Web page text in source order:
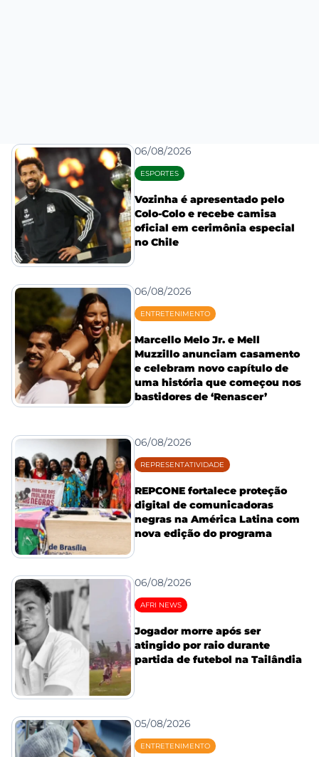
06/08/2026
ESPORTES
Vozinha é apresentado pelo
Colo-Colo e recebe camisa
oficial em cerimônia especial
no Chile
06/08/2026
ENTRETENIMENTO
Marcello Melo Jr. e Mell
Muzzillo anunciam casamento
e celebram novo capítulo de
uma história que começou nos
bastidores de ‘Renascer’
06/08/2026
REPRESENTATIVIDADE
REPCONE fortalece proteção
digital de comunicadoras
negras na América Latina com
nova edição do programa
06/08/2026
AFRI NEWS
Jogador morre após ser
atingido por raio durante
partida de futebol na Tailândia
05/08/2026
ENTRETENIMENTO